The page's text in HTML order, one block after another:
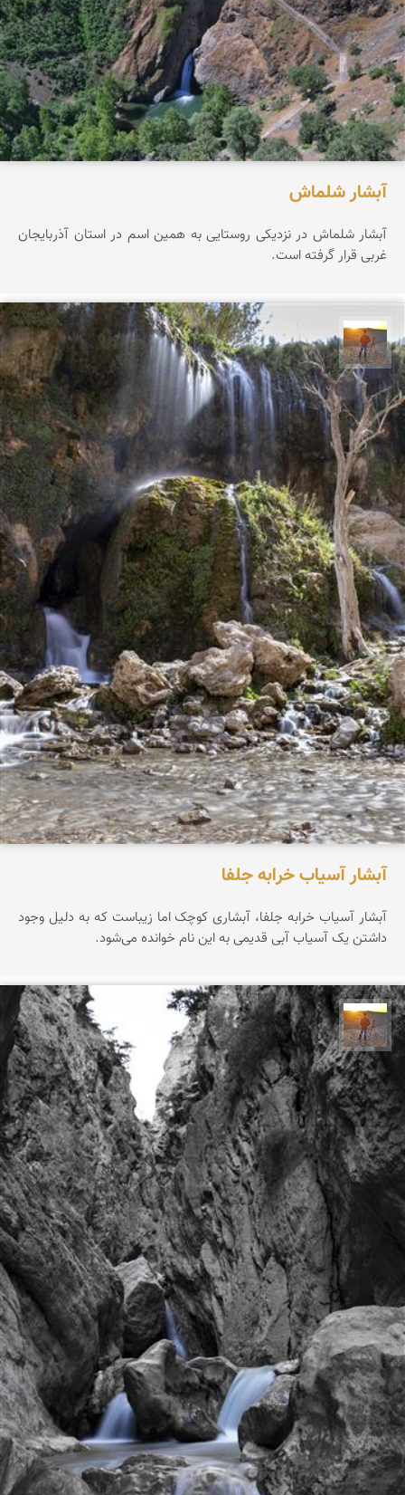
آبشار شلماش
آبشار شلماش در نزدیکی روستایی به همین اسم در استان آذربایجان
غربی قرار گرفته است.
مهدی مخلصیان
آبشار آسیاب خرابه جلفا
آبشار آسیاب خرابه جلفا، آبشاری کوچک اما زیباست که به دلیل وجود
داشتن یک آسیاب آبی قدیمی به این نام خوانده می‌شود.
مهدی مخلصیان